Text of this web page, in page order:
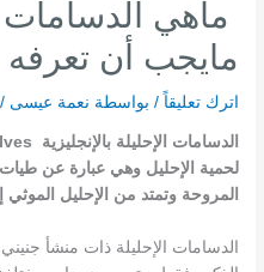
ماهي الدسامات
مايجب أن تعرفه
اترك تعليقاً / بواسطة نعمة عيسى
الدسامات الإحليلة بالإنجليزية
لحمية الإحليل وهي عبارة عن
المروحة وتمتد من الإحليل الموثي
الدسامات الإحليلة ذات منشأ